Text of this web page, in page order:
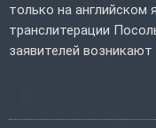
только на английском
транслитерации
заявителей возникают